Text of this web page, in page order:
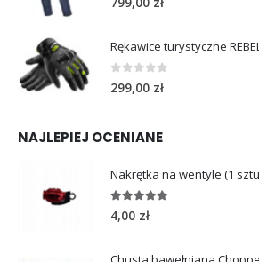
0 out of 5
299,00 zł
NAJLEPIEJ OCENIANE
5.00 out of 5
4,00 zł